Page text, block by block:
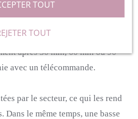
TOUT
TOUT
avec sa villeuse
peut être réglée pour
après 30 min, 60 min ou 90
avec un télécommande.
par le secteur, ce qui les rend
Dans le même temps, une basse